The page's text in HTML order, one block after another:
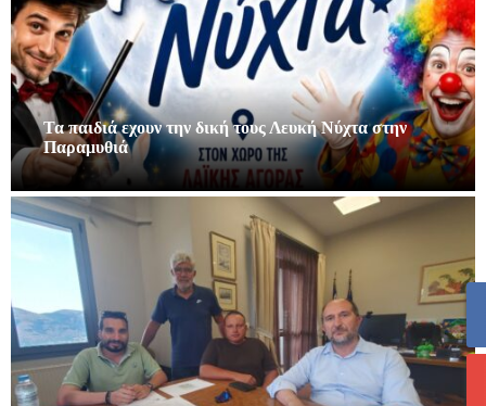
Τα παιδιά εχουν την δική τους Λευκή Νύχτα στην
Παραμυθιά